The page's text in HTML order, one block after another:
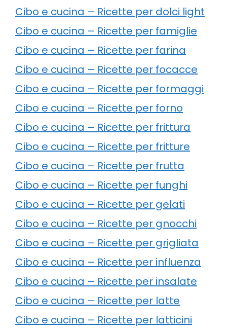
Cibo e cucina – Ricette per dolci light
Cibo e cucina – Ricette per famiglie
Cibo e cucina – Ricette per farina
Cibo e cucina – Ricette per focacce
Cibo e cucina – Ricette per formaggi
Cibo e cucina – Ricette per forno
Cibo e cucina – Ricette per frittura
Cibo e cucina – Ricette per fritture
Cibo e cucina – Ricette per frutta
Cibo e cucina – Ricette per funghi
Cibo e cucina – Ricette per gelati
Cibo e cucina – Ricette per gnocchi
Cibo e cucina – Ricette per grigliata
Cibo e cucina – Ricette per influenza
Cibo e cucina – Ricette per insalate
Cibo e cucina – Ricette per latte
Cibo e cucina – Ricette per latticini